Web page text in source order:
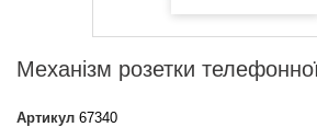
Механізм розетки
Артикул 67340